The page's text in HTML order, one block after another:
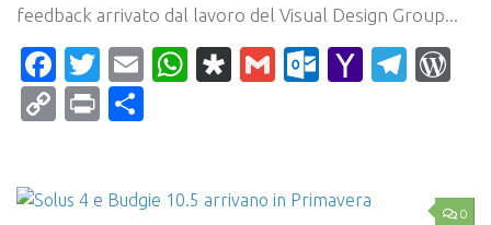
feedback arrivato dal lavoro del Visual Design Group...
Facebook
Twitter
EmailWhatsApp
Diaspora
Gmail Yahoo
CopyPrint
0